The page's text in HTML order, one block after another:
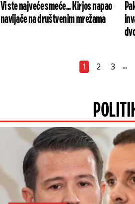
Vi ste najveće smeće... Kirjos napao
navijače na društvenim mrežama
1 2 3 ...